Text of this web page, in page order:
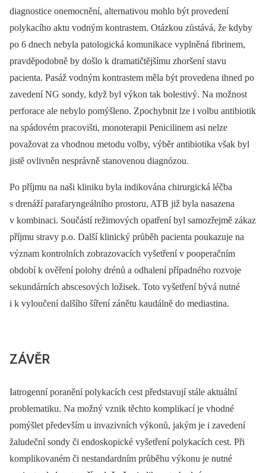
diagnostice onemocnění, alternativou mohlo být provedení
polykacího aktu vodným kontrastem. Otázkou zůstává, že kdyby
po 6 dnech nebyla patologická komunikace vyplněná fibrinem,
pravděpodobně by došlo k dramatičtějšímu zhoršení stavu
pacienta. Pasáž vodným kontrastem měla být provedena ihned po
zavedení NG sondy, když byl výkon tak bolestivý. Na možnost
perforace ale nebylo pomýšleno. Zpochybnit lze i volbu antibiotik
na spádovém pracovišti, monoterapii Penicilinem asi nelze
považovat za vhodnou metodu volby, výběr antibiotika však byl
jistě ovlivněn nesprávně stanovenou diagnózou.
Po příjmu na naši kliniku byla indikována chirurgická léčba
s drenáží parafaryngeálního prostoru, ATB již byla nasazena
v kombinaci. Součástí režimových opatření byl samozřejmě zákaz
příjmu stravy p.o. Další klinický průběh pacienta poukazuje na
význam kontrolních zobrazovacích vyšetření v pooperačním
období k ověření polohy drénů a odhalení případného rozvoje
sekundárních abscesových ložisek. Toto vyšetření bývá nutné
i k vyloučení dalšího šíření zánětu kaudálně do mediastina.
ZÁVĚR
Iatrogenní poranění polykacích cest představují stále aktuální
problematiku. Na možný vznik těchto komplikací je vhodné
pomýšlet především u invazivních výkonů, jakým je i zavedení
žaludeční sondy či endoskopické vyšetření polykacích cest. Při
komplikovaném či nestandardním průběhu výkonu je nutné